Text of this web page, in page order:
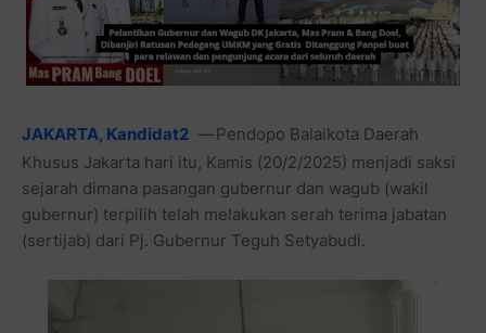
JAKARTA, Kandidat2 —Pendopo Balaikota Daerah
Khusus Jakarta hari itu, Kamis (20/2/2025) menjadi saksi
sejarah dimana pasangan gubernur dan wagub (wakil
gubernur) terpilih telah melakukan serah terima jabatan
(sertijab) dari Pj. Gubernur Teguh Setyabudi.